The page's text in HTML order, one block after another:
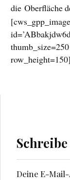
die Oberfläche
row_height=150]
Deine E-